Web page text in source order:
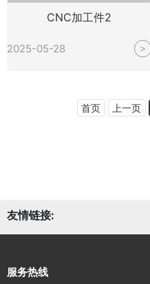
CNC加工件2
2025-05-28 >
首页 上一页
友情链接:
服务热线